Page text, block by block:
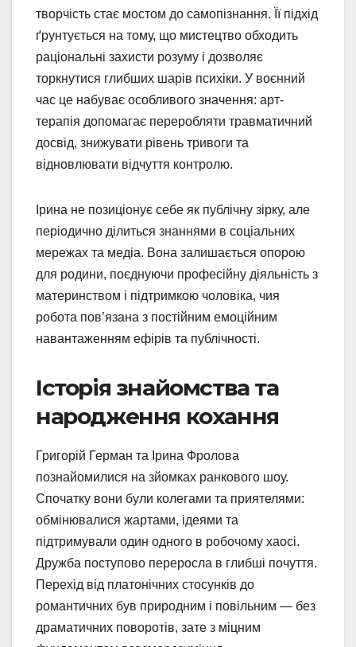
творчість стає мостом до самопізнання. Її підхід
ґрунтується на тому, що мистецтво обходить
раціональні захисти розуму і дозволяє
торкнутися глибших шарів психіки. У воєнний
час це набуває особливого значення: арт-
терапія допомагає переробляти травматичний
досвід, знижувати рівень тривоги та
відновлювати відчуття контролю.
Ірина не позиціонує себе як публічну зірку, але
періодично ділиться знаннями в соціальних
мережах та медіа. Вона залишається опорою
для родини, поєднуючи професійну діяльність з
материнством і підтримкою чоловіка, чия
робота пов’язана з постійним емоційним
навантаженням ефірів та публічності.
Історія знайомства та
народження кохання
Григорій Герман та Ірина Фролова
познайомилися на зйомках ранкового шоу.
Спочатку вони були колегами та приятелями:
обмінювалися жартами, ідеями та
підтримували один одного в робочому хаосі.
Дружба поступово переросла в глибші почуття.
Перехід від платонічних стосунків до
романтичних був природним і повільним — без
драматичних поворотів, зате з міцним